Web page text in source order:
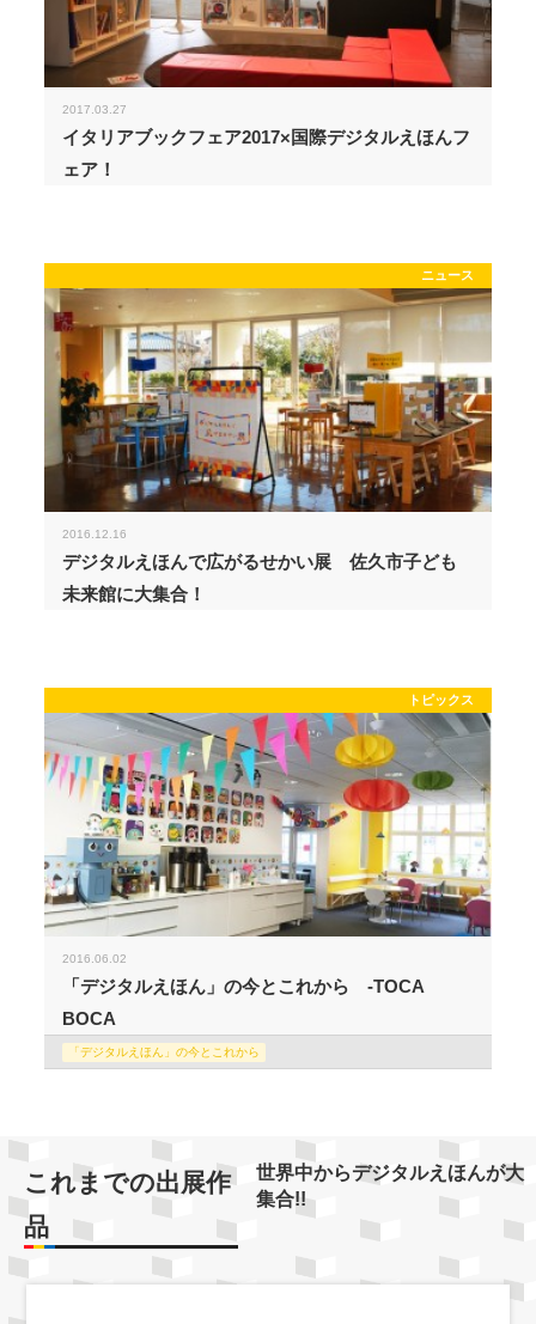
2017.03.27
イタリアブックフェア2017×国際デジタルえほんフ
ェア！
ニュース
2016.12.16
デジタルえほんで広がるせかい展 佐久市子ども
未来館に大集合！
トピックス
2016.06.02
「デジタルえほん」の今とこれから -TOCA
BOCA
「デジタルえほん」の今とこれから
これまでの出展作
品
世界中からデジタルえほんが大
集合!!